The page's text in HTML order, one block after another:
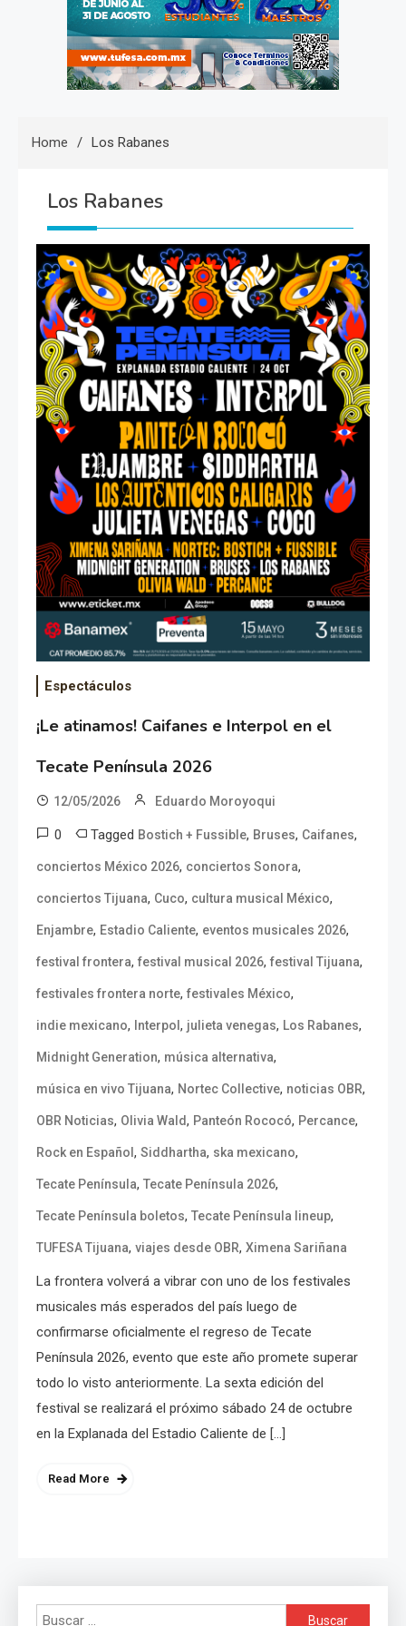
Home Los Rabanes
Los Rabanes
Espectáculos
¡Le atinamos! Caifanes e Interpol en el
Tecate Península 2026
12/05/2026 Eduardo Moroyoqui
0 Tagged Bostich + Fussible, Bruses, Caifanes,
conciertos México 2026, conciertos Sonora,
conciertos Tijuana, Cuco, cultura musical México,
Enjambre, Estadio Caliente, eventos musicales 2026,
festival frontera, festival musical 2026, festival Tijuana,
festivales frontera norte, festivales México,
indie mexicano, Interpol , julieta venegas, Los Rabanes,
Midnight Generation, música alternativa,
música en vivo Tijuana, Nortec Collective, noticias OBR,
OBR Noticias, Olivia Wald, Panteón Rococó, Percance,
Rock en Español , Siddhartha, ska mexicano,
Tecate Península, Tecate Península 2026,
Tecate Península boletos, Tecate Península lineup,
TUFESA Tijuana, viajes desde OBR, Ximena Sariñana
La frontera volverá a vibrar con uno de los festivales
musicales más esperados del país luego de
confirmarse oficialmente el regreso de Tecate
Península 2026, evento que este año promete superar
todo lo visto anteriormente. La sexta edición del
festival se realizará el próximo sábado 24 de octubre
en la Explanada del Estadio Caliente de […]
Read More
Buscar: